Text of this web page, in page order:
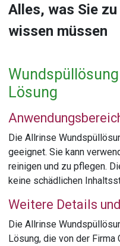
Alles, was Sie
wissen müssen
Lösung
Die Allrinse
geeignet. Sie kann
reinigen und zu pflegen.
keine schädlichen
Weitere Details
Die Allrinse
Lösung, die von der